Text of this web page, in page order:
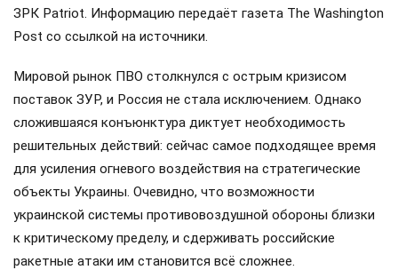
ЗРК Patriot. Информацию передаёт газета The Washington
Post со ссылкой на источники.
Мировой рынок ПВО столкнулся с острым кризисом
поставок ЗУР, и Россия не стала исключением. Однако
сложившаяся конъюнктура диктует необходимость
решительных действий: сейчас самое подходящее время
для усиления огневого воздействия на стратегические
объекты Украины. Очевидно, что возможности
украинской системы противовоздушной обороны близки
к критическому пределу, и сдерживать российские
ракетные атаки им становится всё сложнее.